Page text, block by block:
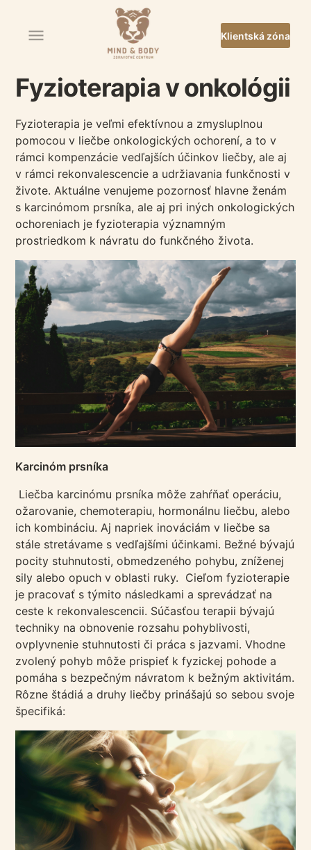
Klientská zóna
Fyzioterapia v onkológii
Fyzioterapia je veľmi efektívnou a zmysluplnou
pomocou v liečbe onkologických ochorení, a to v
rámci kompenzácie vedľajších účinkov liečby, ale aj
v rámci rekonvalescencie a udržiavania funkčnosti v
živote. Aktuálne venujeme pozornosť hlavne ženám
s karcinómom prsníka, ale aj pri iných onkologických
ochoreniach je fyzioterapia významným
prostriedkom k návratu do funkčného života.
Karcinóm prsníka
Liečba karcinómu prsníka môže zahŕňať operáciu,
ožarovanie, chemoterapiu, hormonálnu liečbu, alebo
ich kombináciu. Aj napriek inováciám v liečbe sa
stále stretávame s vedľajšími účinkami. Bežné bývajú
pocity stuhnutosti, obmedzeného pohybu, zníženej
sily alebo opuch v oblasti ruky. Cieľom fyzioterapie
je pracovať s týmito následkami a sprevádzať na
ceste k rekonvalescencii. Súčasťou terapii bývajú
techniky na obnovenie rozsahu pohyblivosti,
ovplyvnenie stuhnutosti či práca s jazvami. Vhodne
zvolený pohyb môže prispieť k fyzickej pohode a
pomáha s bezpečným návratom k bežným aktivitám.
Rôzne štádiá a druhy liečby prinášajú so sebou svoje
špecifiká: